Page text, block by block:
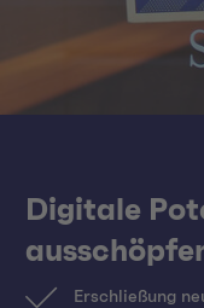
Digitale
Erschließung